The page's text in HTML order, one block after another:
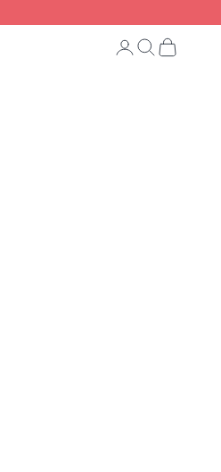
Connexion
Recherche
Panier